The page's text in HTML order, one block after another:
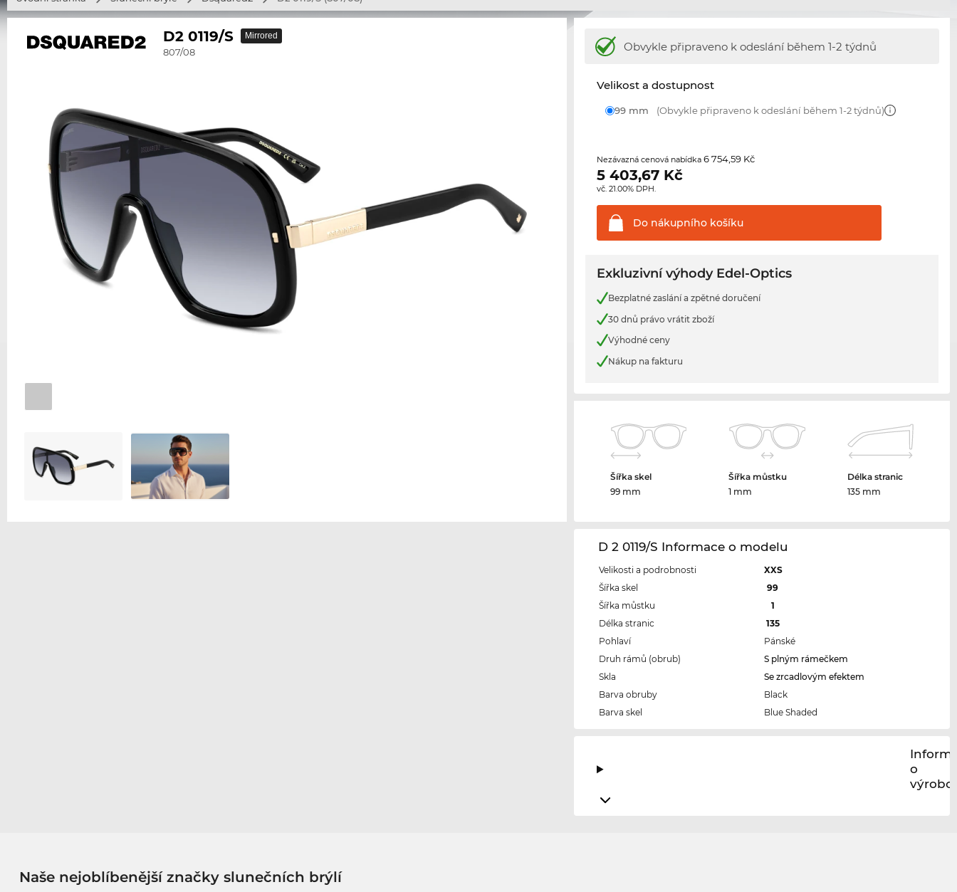
D2 0119/S
807/08
Mirrored
Obvykle připraveno k odeslání během 1-2 týdnů
Velikost a dostupnost
99 mm (Obvykle připraveno k odeslání během 1-2 týdnů)
Nezávazná cenová nabídka6 754,59 Kč
5 403,67 Kč
vč. 21.00% DPH.
Do nákupního košíku
Exkluzivní výhody Edel-Optics
Bezplatné zaslání a zpětné doručení
30 dnů právo vrátit zboží
Výhodné ceny
Nákup na fakturu
Šířka skel
99 mm
Šířka můstku
1 mm
Délka stranic
135 mm
D 2 0119/S Informace o modelu
Velikosti a podrobnosti
XXS
Šířka skel
99
Šířka můstku
1
Délka stranic
135
Pohlaví
Pánské
Druh rámů (obrub)
S plným rámečkem
Skla
Se zrcadlovým efektem
Barva obruby
Black
Barva skel
Blue Shaded
o
výrobci
Naše nejoblíbenější značky slunečních brýlí